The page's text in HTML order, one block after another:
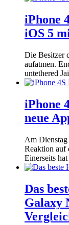
iPhone
iOS 5
Die Besitzer
aufatmen.
untethered
iPhone
neue
Am Dienstag
Reaktion auf
Einerseits
Das
Galaxy